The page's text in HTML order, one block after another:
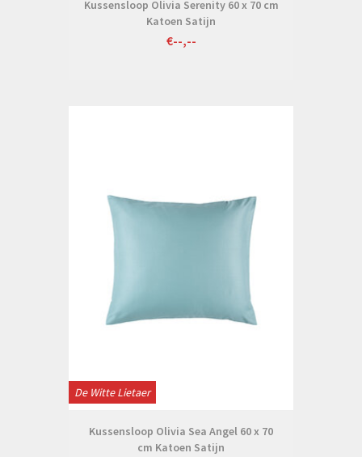
Kussensloop Olivia Serenity 60 x 70 cm
Katoen Satijn
€--,--
De Witte Lietaer
Kussensloop Olivia Sea Angel 60 x 70
cm Katoen Satijn